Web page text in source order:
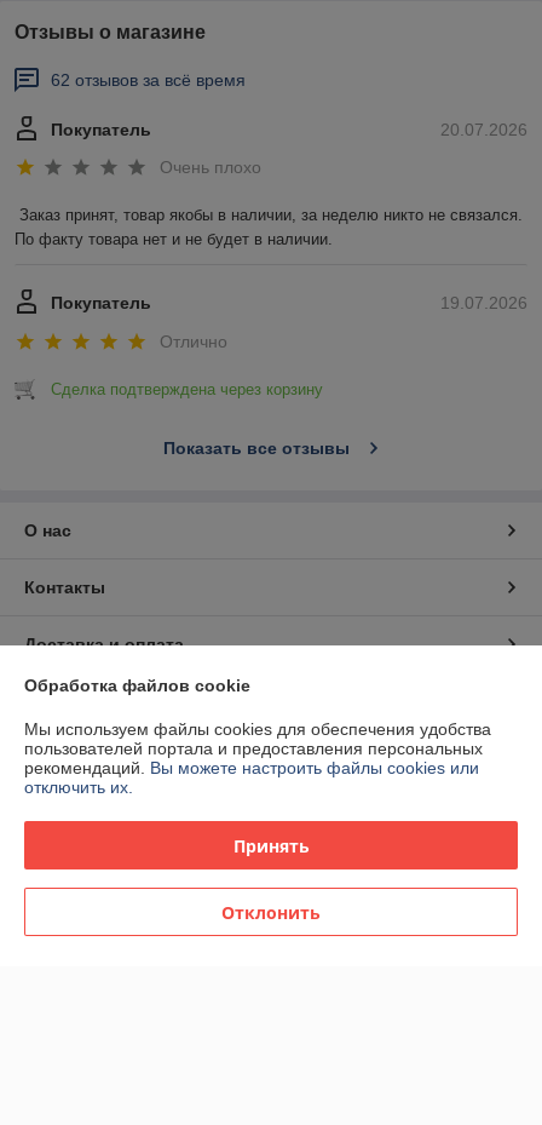
Отзывы о магазине
62 отзывов за всё время
20.07.2026
Покупатель
Очень плохо
Заказ принят, товар якобы в наличии, за неделю никто не связался.
По факту товара нет и не будет в наличии.
19.07.2026
Покупатель
Отлично
Сделка подтверждена через корзину
Показать все отзывы
О нас
Контакты
Доставка и оплата
График работы
Полная версия сайта
Сайт создан на платформе Deal.by
Обработка файлов cookie
Мы используем файлы cookies для обеспечения удобства
пользователей портала и предоставления персональных
рекомендаций. Вы можете настроить файлы cookies или
отключить их.
Принять
Отклонить